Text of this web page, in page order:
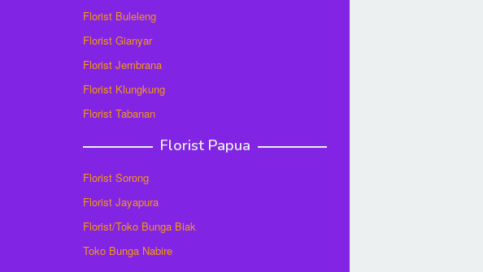
Florist Buleleng
Florist Gianyar
Florist Jembrana
Florist Klungkung
Florist Tabanan
Florist Papua
Florist Sorong
Florist Jayapura
Florist/Toko Bunga Biak
Toko Bunga Nabire